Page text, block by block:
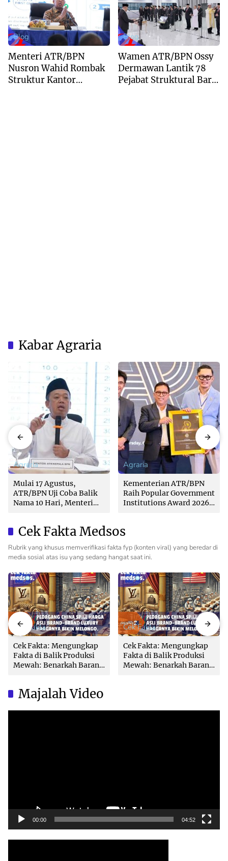
Blog
Menteri ATR/BPN
Nusron Wahid Rombak
Struktur Kantor
Blog
Wamen ATR/BPN Ossy
Dermawan Lantik 78
Pejabat Struktural Baru
Kabar Agraria
Agraria
Mulai 17 Agustus,
ATR/BPN Uji Coba Balik
Nama 10 Hari, Menteri
Agraria
Kementerian ATR/BPN
Raih Popular Government
Institutions Award 2026
Cek Fakta Medsos
Rubrik yang khusus memverifikasi fakta fyp (konten viral) yang beredar di
media sosial atas isu yang sedang hangat saat ini.
Cek Fakta
Cek Fakta: Mengungkap
Fakta di Balik Produksi
Mewah: Benarkah Barang
Cek Fakta
Cek Fakta: Mengungkap
Fakta di Balik Produksi
Mewah: Benarkah Barang
Majalah Video
00:00 04:52